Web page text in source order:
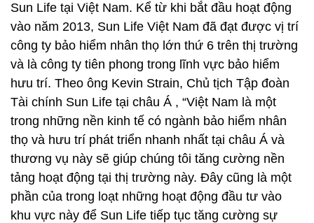
Sun Life tại Việt Nam. Kể từ khi bắt đầu hoạt động
vào năm 2013, Sun Life Việt Nam đã đạt được vị trí
công ty bảo hiểm nhân thọ lớn thứ 6 trên thị trường
và là công ty tiên phong trong lĩnh vực bảo hiểm
hưu trí. Theo ông Kevin Strain, Chủ tịch Tập đoàn
Tài chính Sun Life tại châu Á , “Việt Nam là một
trong những nền kinh tế có ngành bảo hiểm nhân
thọ và hưu trí phát triển nhanh nhất tại châu Á và
thương vụ này sẽ giúp chúng tôi tăng cường nền
tảng hoạt động tại thị trường này. Đây cũng là một
phần của trong loạt những hoạt động đầu tư vào
khu vực này để Sun Life tiếp tục tăng cường sự